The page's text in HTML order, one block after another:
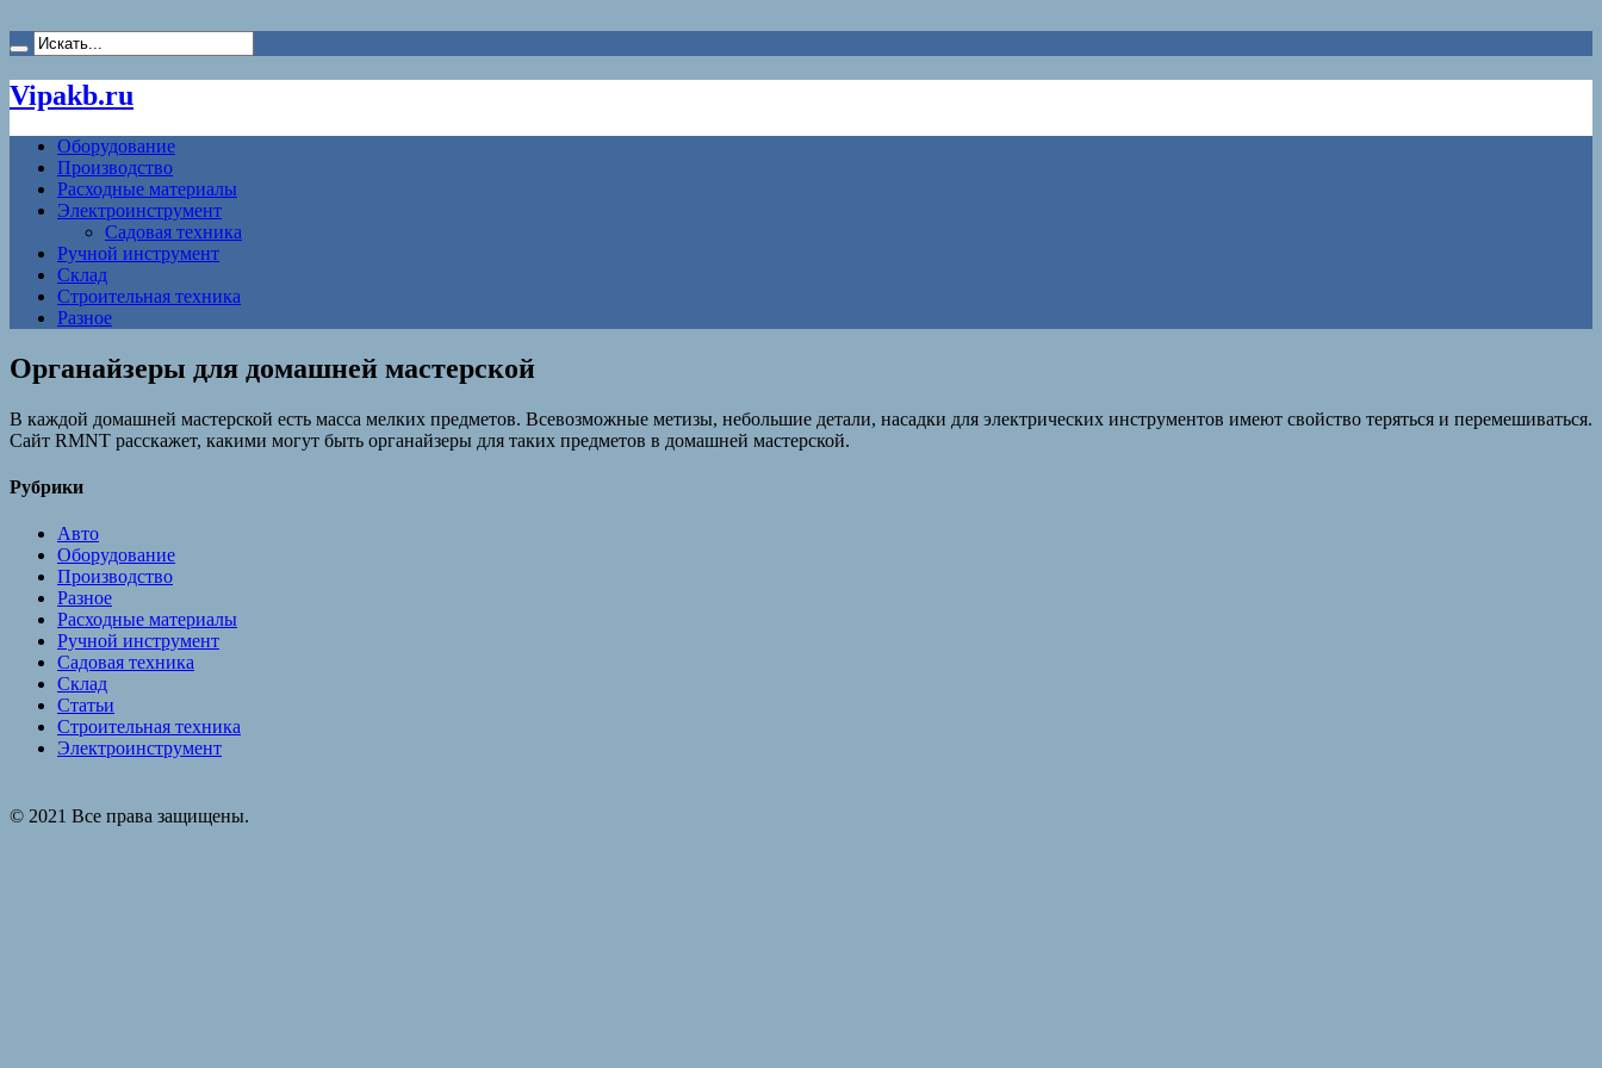
Vipakb.ru
Оборудование
Производство
Расходные материалы
Электроинструмент
Садовая техника
Ручной инструмент
Склад
Строительная техника
Разное
Органайзеры для домашней мастерской
В каждой домашней мастерской есть масса мелких предметов. Всевозможные метизы, небольшие детали, насадки для электрических инструментов имеют свойство теряться и перемешиваться.
Сайт RMNT расскажет, какими могут быть органайзеры для таких предметов в домашней мастерской.
Рубрики
Авто
Оборудование
Производство
Разное
Расходные материалы
Ручной инструмент
Садовая техника
Склад
Статьи
Строительная техника
Электроинструмент
© 2021 Все права защищены.